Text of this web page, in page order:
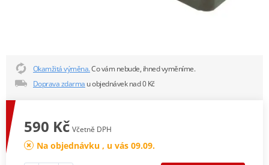
Okamžitá výměna.Co vám nebude, ihned vyměníme.
Doprava zdarma u objednávek nad 0 Kč
590 Kč Včetně DPH
Na objednávku , u vás 09.09.